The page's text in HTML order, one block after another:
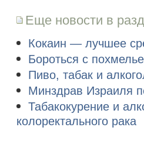
Еще новости в
Кокаин — лучшее
Бороться с
Пиво, табак и
Минздрав Израиля
Табакокурение и
колоректального рака